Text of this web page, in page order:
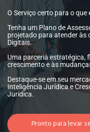
O Serviço certo para o
Tenha um Plano de
projetado para atender às
Digitais.
Uma parceria estratégica,
crescimento e às
Destaque-se em seu
Inteligência Jurídica e
Jurídica.
Pronto para levar